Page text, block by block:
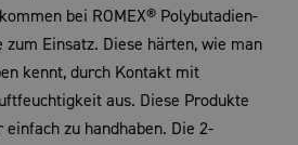
bei ROMEX® Polybutadien-
zum Einsatz. Diese härten, wie man
kennt, durch Kontakt mit
aus. Diese Produkte
zu handhaben. Die 2-